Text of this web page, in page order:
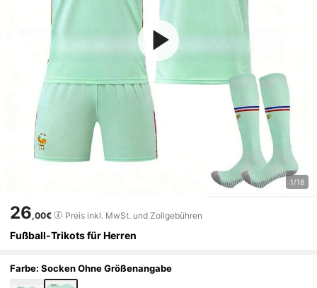
1/18
26,00€ Preis inkl. MwSt. und Zollgebühren
Fußball-Trikots für Herren
Farbe: Socken Ohne Größenangabe